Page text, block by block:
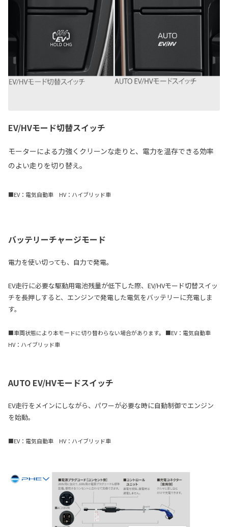
EV/HVモード切替スイッチ
モーターによる力強くクリーンな走りと、電力を温存できる効率
のよい走りを切り替え。
■EV：電気自動車 HV：ハイブリッド車
バッテリーチャージモード
電力を使い切っても、自力で発電。
EV走行に必要な駆動用電池残量が低下した際、EV/HVモード切替スイッ
チを長押しすると、エンジンで発電した電気をバッテリーに充電しま
す。
■車両状態により本モードに切り替わらない場合があります。 ■EV：電気自動車
HV：ハイブリッド車
AUTO EV/HVモードスイッチ
EV走行をメインにしながら、パワーが必要な時に自動制御でエンジン
を始動。
■EV：電気自動車 HV：ハイブリッド車